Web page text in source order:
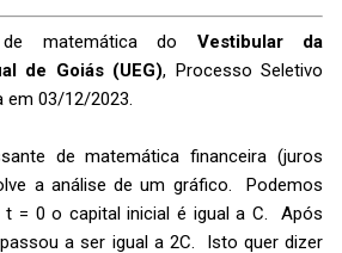
de matemática do Vestibular da
de Goiás (UEG), Processo Seletivo
em 03/12/2023.
de matemática financeira (juros
a análise de um gráfico. Podemos
t = 0 o capital inicial é igual a C. Após
a ser igual a 2C. Isto quer dizer